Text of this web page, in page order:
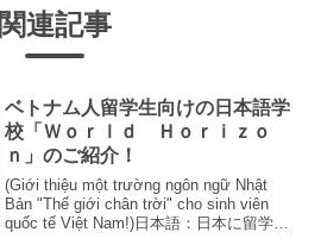
関連記事
ベトナム人留学生向けの日本語学
校「Ｗｏｒｌｄ Ｈｏｒｉｚｏ
ｎ」のご紹介！
(Giới thiệu một trường ngôn ngữ Nhật
Bản "Thế giới chân trời" cho sinh viên
quốc tế Việt Nam!)日本語：日本に留学さ